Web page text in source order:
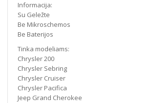
Informacija:
Su Geležte
Be Mikroschemos
Be Baterijos
Tinka modeliams:
Chrysler 200
Chrysler Sebring
Chrysler Cruiser
Chrysler Pacifica
Jeep Grand Cherokee